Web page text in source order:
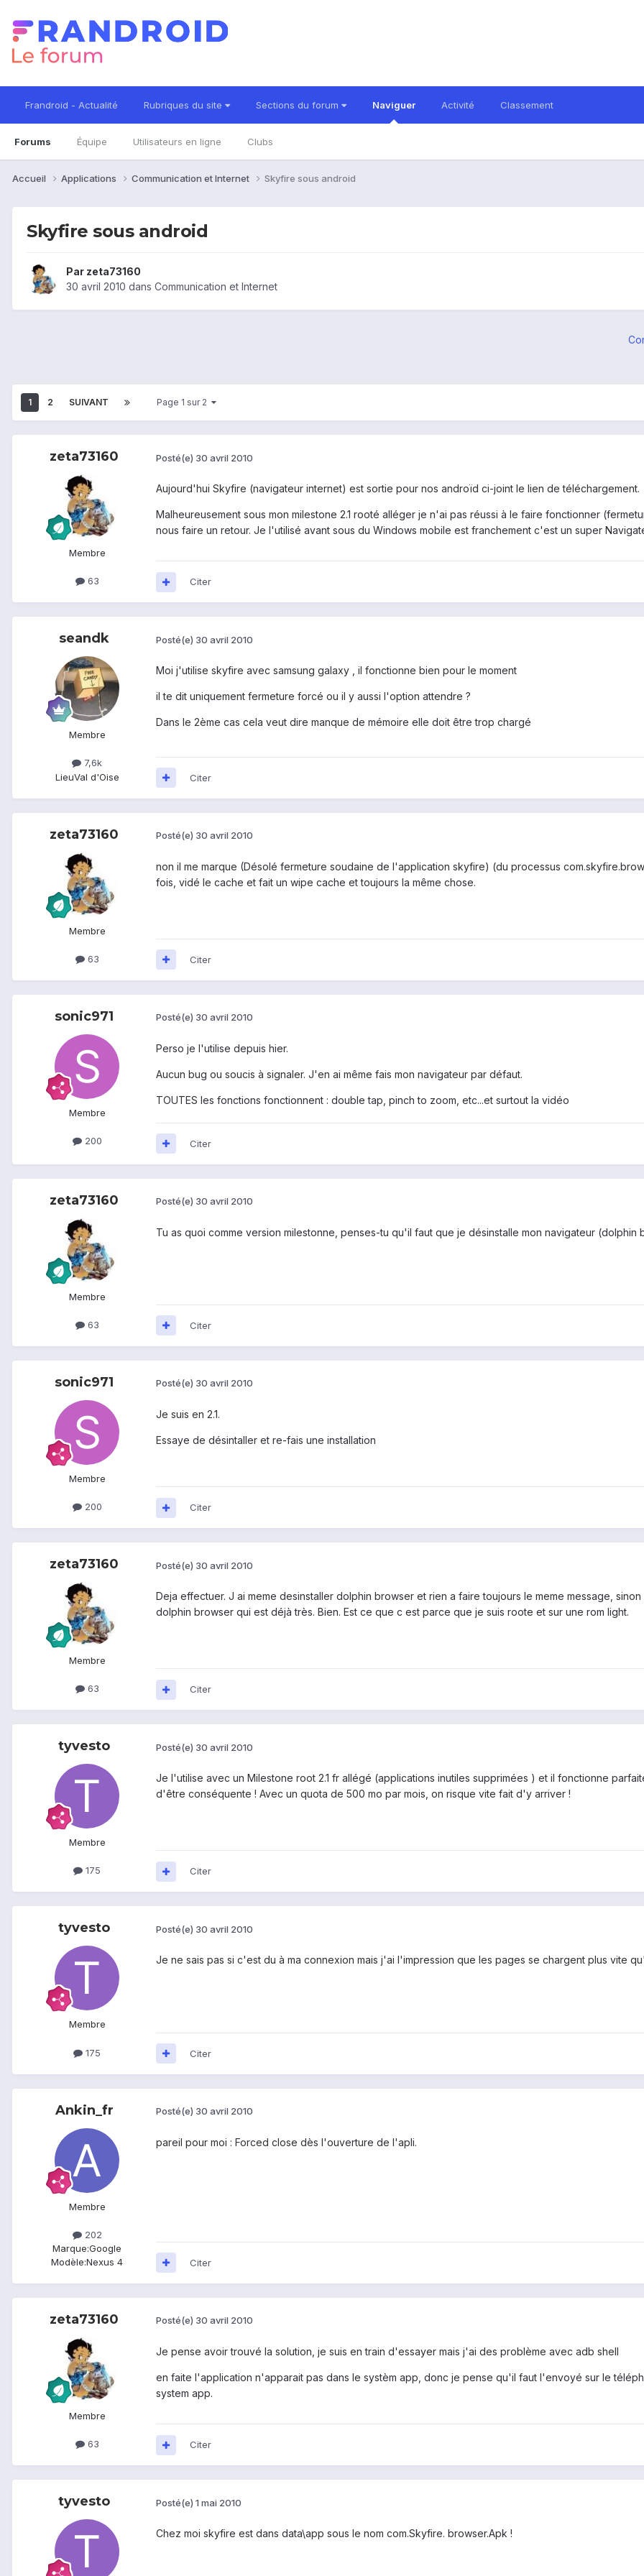
Frandroid - Actualité Rubriques du site Sections du forum Naviguer
Forums Équipe Utilisateurs en ligne Clubs
Activité Classement
Accueil Applications Communication et Internet Skyfire sous android
Skyfire sous android
Par zeta73160
30 avril 2010 dans Communication et Internet
1 2 SUIVANT Page 1 sur 2
zeta73160
Membre
63
Posté(e) 30 avril 2010
Aujourd'hui Skyfire (navigateur internet) est sortie pour nos androïd ci-joint le lien de téléchargement.
Malheureusement sous mon milestone 2.1 rooté alléger je n'ai pas réussi à le faire fonctionner
nous faire un retour. Je l'utilisé avant sous du Windows mobile est franchement c'est un super
Citer
seandk
Membre
7,6k
LieuVal d'Oise
Posté(e) 30 avril 2010
Moi j'utilise skyfire avec samsung galaxy , il fonctionne bien pour le moment
il te dit uniquement fermeture forcé ou il y aussi l'option attendre ?
Dans le 2ème cas cela veut dire manque de mémoire elle doit être trop chargé
Citer
zeta73160
Membre
63
Posté(e) 30 avril 2010
non il me marque (Désolé fermeture soudaine de l'application skyfire) (du processus
fois, vidé le cache et fait un wipe cache et toujours la même chose.
Citer
sonic971
Membre
200
Posté(e) 30 avril 2010
Perso je l'utilise depuis hier.
Aucun bug ou soucis à signaler. J'en ai même fais mon navigateur par défaut.
TOUTES les fonctions fonctionnent : double tap, pinch to zoom, etc...et surtout la vidéo
Citer
zeta73160
Membre
63
Posté(e) 30 avril 2010
Tu as quoi comme version milestonne, penses-tu qu'il faut que je désinstalle mon navigateur (dolphin
Citer
sonic971
Membre
200
Posté(e) 30 avril 2010
Je suis en 2.1.
Essaye de désintaller et re-fais une installation
Citer
zeta73160
Membre
63
Posté(e) 30 avril 2010
Deja effectuer. J ai meme desinstaller dolphin browser et rien a faire toujours le meme message,
dolphin browser qui est déjà très. Bien. Est ce que c est parce que je suis roote et sur une rom light.
Citer
tyvesto
Membre
175
Posté(e) 30 avril 2010
Je l'utilise avec un Milestone root 2.1 fr allégé (applications inutiles supprimées ) et il fonctionne
d'être conséquente ! Avec un quota de 500 mo par mois, on risque vite fait d'y arriver !
Citer
tyvesto
Membre
175
Posté(e) 30 avril 2010
Je ne sais pas si c'est du à ma connexion mais j'ai l'impression que les pages se chargent plus vite
Citer
Ankin_fr
Membre
202
Marque:Google
Modèle:Nexus 4
Posté(e) 30 avril 2010
pareil pour moi : Forced close dès l'ouverture de l'apli.
Citer
zeta73160
Membre
63
Posté(e) 30 avril 2010
Je pense avoir trouvé la solution, je suis en train d'essayer mais j'ai des problème avec adb shell
en faite l'application n'apparait pas dans le systèm app, donc je pense qu'il faut l'envoyé sur le
system app.
Citer
tyvesto Posté(e) 1 mai 2010
Chez moi skyfire est dans data\app sous le nom com.Skyfire. browser.Apk !